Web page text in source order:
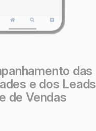
das
e dos
de Vendas